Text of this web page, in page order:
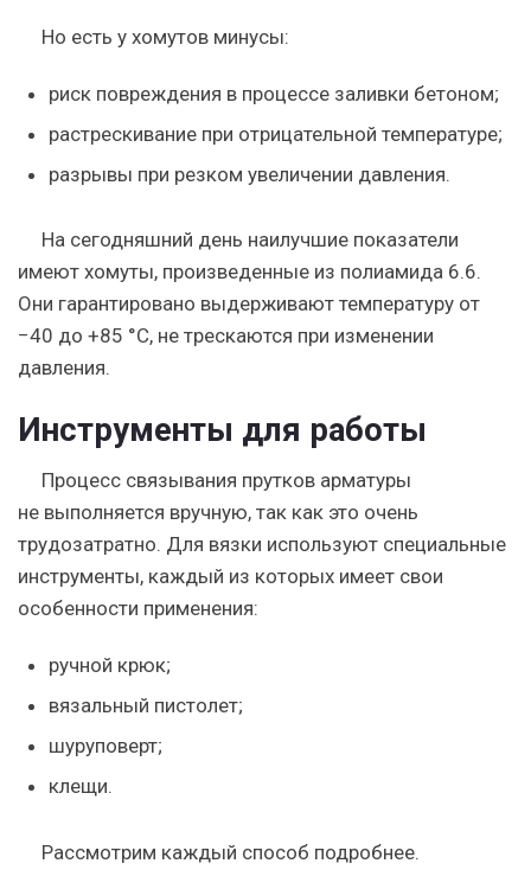
Но есть у хомутов минусы:
риск повреждения в процессе заливки бетоном;
растрескивание при отрицательной температуре;
разрывы при резком увеличении давления.
На сегодняшний день наилучшие показатели
имеют хомуты, произведенные из полиамида 6.6.
Они гарантировано выдерживают температуру от
−40 до +85 °C, не трескаются при изменении
давления.
Инструменты для работы
Процесс связывания прутков арматуры
не выполняется вручную, так как это очень
трудозатратно. Для вязки используют специальные
инструменты, каждый из которых имеет свои
особенности применения:
ручной крюк;
вязальный пистолет;
шуруповерт;
клещи.
Рассмотрим каждый способ подробнее.